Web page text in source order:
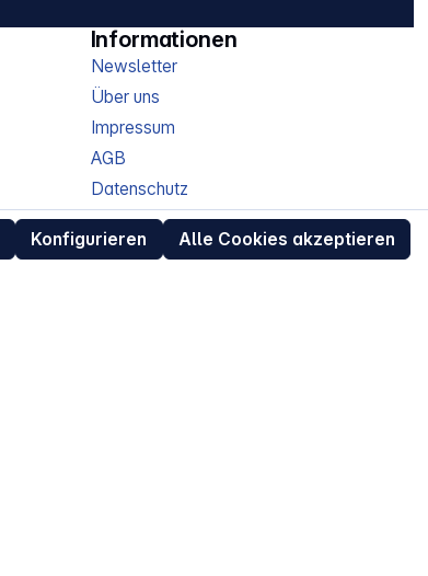
Informationen
Newsletter
Über uns
Impressum
AGB
Datenschutz
Widerrufsrecht für Verbraucher
Retouren (RMA) für Business-Kunden
Konfigurieren Alle Cookies akzeptieren